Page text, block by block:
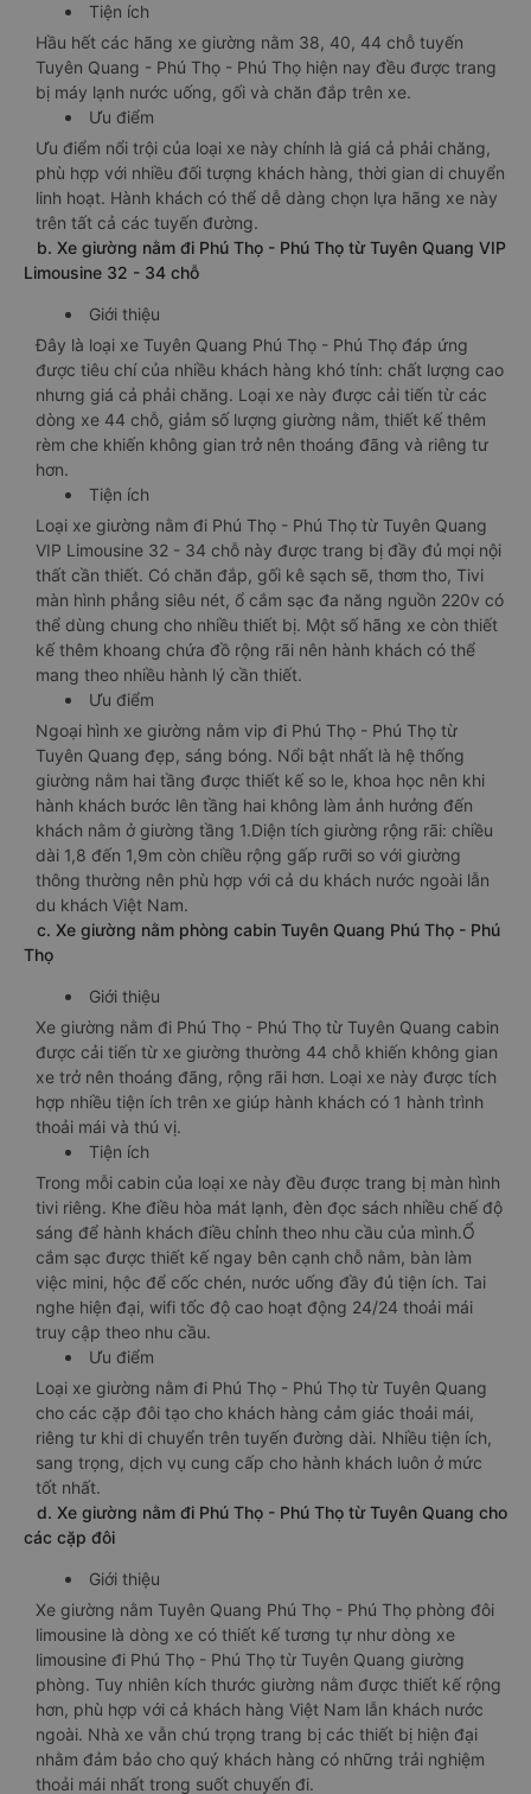
Tiện ích
Hầu hết các hãng xe giường nằm 38, 40, 44 chỗ tuyến
Tuyên Quang - Phú Thọ - Phú Thọ hiện nay đều được trang
bị máy lạnh nước uống, gối và chăn đắp trên xe.
Ưu điểm
Ưu điểm nổi trội của loại xe này chính là giá cả phải chăng,
phù hợp với nhiều đối tượng khách hàng, thời gian di chuyển
linh hoạt. Hành khách có thể dễ dàng chọn lựa hãng xe này
trên tất cả các tuyến đường.
b. Xe giường nằm đi Phú Thọ - Phú Thọ từ Tuyên Quang VIP
Limousine 32 - 34 chỗ
Giới thiệu
Đây là loại xe Tuyên Quang Phú Thọ - Phú Thọ đáp ứng
được tiêu chí của nhiều khách hàng khó tính: chất lượng cao
nhưng giá cả phải chăng. Loại xe này được cải tiến từ các
dòng xe 44 chỗ, giảm số lượng giường nằm, thiết kế thêm
rèm che khiến không gian trở nên thoáng đãng và riêng tư
hơn.
Tiện ích
Loại xe giường nằm đi Phú Thọ - Phú Thọ từ Tuyên Quang
VIP Limousine 32 - 34 chỗ này được trang bị đầy đủ mọi nội
thất cần thiết. Có chăn đắp, gối kê sạch sẽ, thơm tho, Tivi
màn hình phẳng siêu nét, ổ cắm sạc đa năng nguồn 220v có
thể dùng chung cho nhiều thiết bị. Một số hãng xe còn thiết
kế thêm khoang chứa đồ rộng rãi nên hành khách có thể
mang theo nhiều hành lý cần thiết.
Ưu điểm
Ngoại hình xe giường nằm vip đi Phú Thọ - Phú Thọ từ
Tuyên Quang đẹp, sáng bóng. Nổi bật nhất là hệ thống
giường nằm hai tầng được thiết kế so le, khoa học nên khi
hành khách bước lên tầng hai không làm ảnh hưởng đến
khách nằm ở giường tầng 1.Diện tích giường rộng rãi: chiều
dài 1,8 đến 1,9m còn chiều rộng gấp rưỡi so với giường
thông thường nên phù hợp với cả du khách nước ngoài lẫn
du khách Việt Nam.
c. Xe giường nằm phòng cabin Tuyên Quang Phú Thọ - Phú
Thọ
Giới thiệu
Xe giường nằm đi Phú Thọ - Phú Thọ từ Tuyên Quang cabin
được cải tiến từ xe giường thường 44 chỗ khiến không gian
xe trở nên thoáng đãng, rộng rãi hơn. Loại xe này được tích
hợp nhiều tiện ích trên xe giúp hành khách có 1 hành trình
thoải mái và thú vị.
Tiện ích
Trong mỗi cabin của loại xe này đều được trang bị màn hình
tivi riêng. Khe điều hòa mát lạnh, đèn đọc sách nhiều chế độ
sáng để hành khách điều chỉnh theo nhu cầu của mình.Ổ
cắm sạc được thiết kế ngay bên cạnh chỗ nằm, bàn làm
việc mini, hộc để cốc chén, nước uống đầy đủ tiện ích. Tai
nghe hiện đại, wifi tốc độ cao hoạt động 24/24 thoải mái
truy cập theo nhu cầu.
Ưu điểm
Loại xe giường nằm đi Phú Thọ - Phú Thọ từ Tuyên Quang
cho các cặp đôi tạo cho khách hàng cảm giác thoải mái,
riêng tư khi di chuyển trên tuyến đường dài. Nhiều tiện ích,
sang trọng, dịch vụ cung cấp cho hành khách luôn ở mức
tốt nhất.
d. Xe giường nằm đi Phú Thọ - Phú Thọ từ Tuyên Quang cho
các cặp đôi
Giới thiệu
Xe giường nằm Tuyên Quang Phú Thọ - Phú Thọ phòng đôi
limousine là dòng xe có thiết kế tương tự như dòng xe
limousine đi Phú Thọ - Phú Thọ từ Tuyên Quang giường
phòng. Tuy nhiên kích thước giường nằm được thiết kế rộng
hơn, phù hợp với cả khách hàng Việt Nam lẫn khách nước
ngoài. Nhà xe vẫn chú trọng trang bị các thiết bị hiện đại
nhằm đảm bảo cho quý khách hàng có những trải nghiệm
thoải mái nhất trong suốt chuyến đi.